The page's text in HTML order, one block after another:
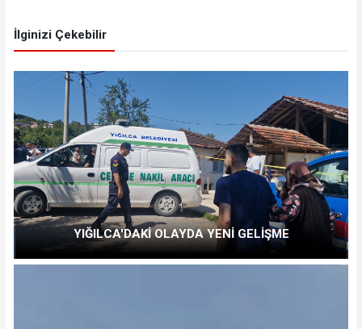
İlginizi Çekebilir
YIĞILCA'DAKİ OLAYDA YENİ GELİŞME